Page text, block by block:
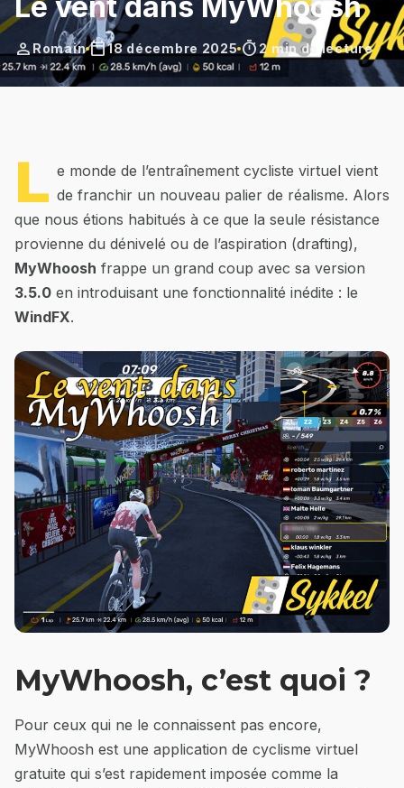
personRomain calendar_today18 décembre 2025 timer2 min de lecture
L e monde de l’entraînement cycliste virtuel vient
de franchir un nouveau palier de réalisme. Alors
que nous étions habitués à ce que la seule résistance
provienne du dénivelé ou de l’aspiration (drafting),
MyWhoosh frappe un grand coup avec sa version
3.5.0 en introduisant une fonctionnalité inédite : le
WindFX.
MyWhoosh, c’est quoi ?
Pour ceux qui ne le connaissent pas encore,
MyWhoosh est une application de cyclisme virtuel
gratuite qui s’est rapidement imposée comme la